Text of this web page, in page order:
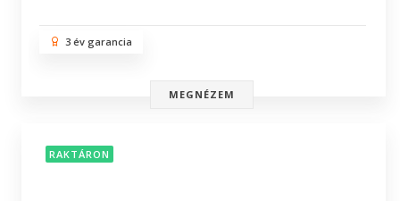
3 év garancia
MEGNÉZEM
RAKTÁRON